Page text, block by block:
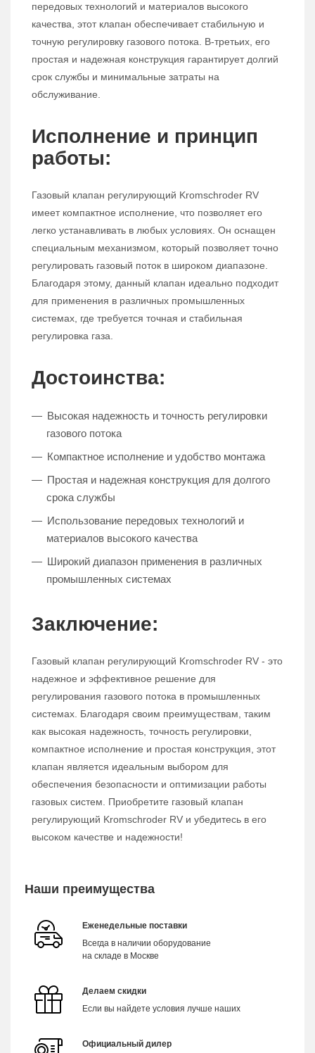
передовых технологий и материалов высокого
качества, этот клапан обеспечивает стабильную и
точную регулировку газового потока. В-третьих, его
простая и надежная конструкция гарантирует долгий
срок службы и минимальные затраты на
обслуживание.
Исполнение и принцип
работы:
Газовый клапан регулирующий Kromschroder RV
имеет компактное исполнение, что позволяет его
легко устанавливать в любых условиях. Он оснащен
специальным механизмом, который позволяет точно
регулировать газовый поток в широком диапазоне.
Благодаря этому, данный клапан идеально подходит
для применения в различных промышленных
системах, где требуется точная и стабильная
регулировка газа.
Достоинства:
Высокая надежность и точность регулировки
газового потока
Компактное исполнение и удобство монтажа
Простая и надежная конструкция для долгого
срока службы
Использование передовых технологий и
материалов высокого качества
Широкий диапазон применения в различных
промышленных системах
Заключение:
Газовый клапан регулирующий Kromschroder RV - это
надежное и эффективное решение для
регулирования газового потока в промышленных
системах. Благодаря своим преимуществам, таким
как высокая надежность, точность регулировки,
компактное исполнение и простая конструкция, этот
клапан является идеальным выбором для
обеспечения безопасности и оптимизации работы
газовых систем. Приобретите газовый клапан
регулирующий Kromschroder RV и убедитесь в его
высоком качестве и надежности!
Наши преимущества
Еженедельные поставки
Всегда в наличии оборудование
на складе в Москве
Делаем скидки
Если вы найдете условия лучше наших
Официальный дилер